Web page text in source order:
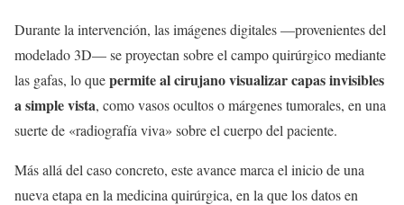
Durante la intervención, las imágenes digitales —provenientes del
modelado 3D— se proyectan sobre el campo quirúrgico mediante
las gafas, lo quepermite al cirujano visualizar capas invisibles
a simple vista, como vasos ocultos o márgenes tumorales, en una
suerte de «radiografía viva» sobre el cuerpo del paciente.
Más allá del caso concreto, este avance marca el inicio de una
nueva etapa en la medicina quirúrgica, en la que los datos en